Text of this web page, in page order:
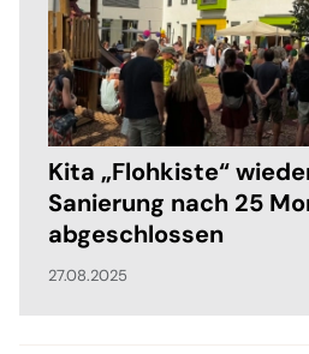
Kita „Flohkiste“
Sanierung nach 25
abgeschlossen
27.08.2025